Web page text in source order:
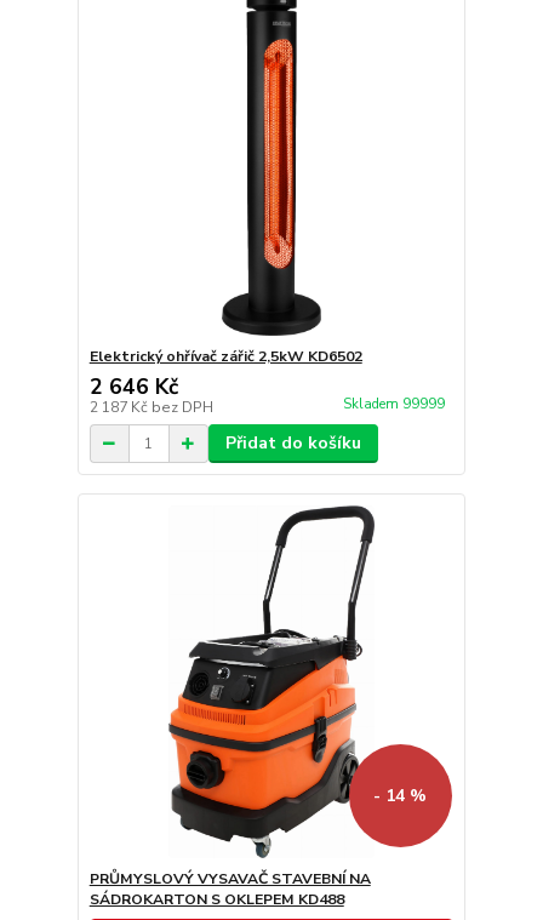
Elektrický ohřívač zářič 2,5kW KD6502
2 646 Kč
2 187 Kč bez DPH Skladem 99999
Přidat do košíku
- 14 %
PRŮMYSLOVÝ VYSAVAČ STAVEBNÍ NA
SÁDROKARTON S OKLEPEM KD488